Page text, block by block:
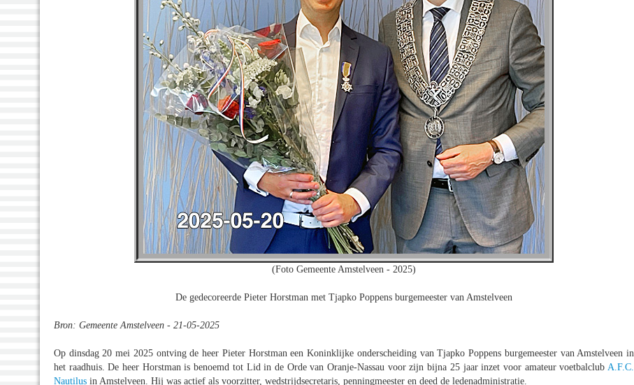
(Foto Gemeente Amstelveen - 2025)
De gedecoreerde Pieter Horstman met Tjapko Poppens burgemeester van Amstelveen
Bron: Gemeente Amstelveen - 21-05-2025
Op dinsdag 20 mei 2025 ontving de heer Pieter Horstman een Koninklijke onderscheiding van Tjapko Poppens burgemeester van Amstelveen in
het raadhuis. De heer Horstman is benoemd tot Lid in de Orde van Oranje-Nassau voor zijn bijna 25 jaar inzet voor amateur voetbalclub A.F.C.
Nautilus in Amstelveen. Hij was actief als voorzitter, wedstrijdsecretaris, penningmeester en deed de ledenadministratie.